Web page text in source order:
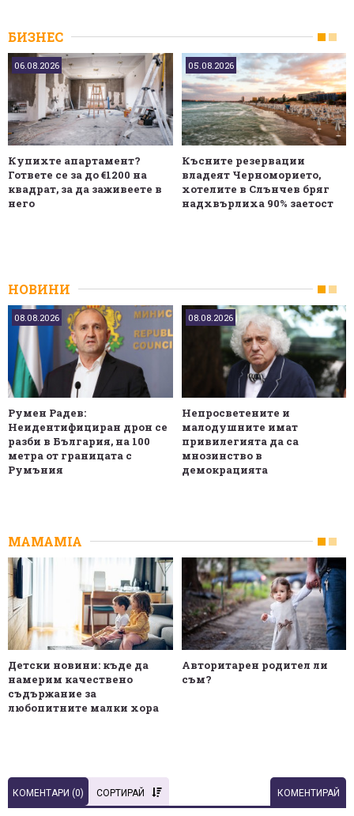
БИЗНЕС
06.08.2026
Купихте апартамент?
Гответе се за до €1200 на
квадрат, за да заживеете в
него
05.08.2026
Късните резервации
владеят Черноморието,
хотелите в Слънчев бряг
надхвърлиха 90% заетост
НОВИНИ
08.08.2026
Румен Радев:
Неидентифициран дрон се
разби в България, на 100
метра от границата с
Румъния
08.08.2026
Непросветените и
малодушните имат
привилегията да са
мнозинство в
демокрацията
MAMAMIA
Детски новини: къде да
намерим качествено
съдържание за
любопитните малки хора
Авторитарен родител ли
съм?
КОМЕНТАРИ (0) СОРТИРАЙ КОМЕНТИРАЙ